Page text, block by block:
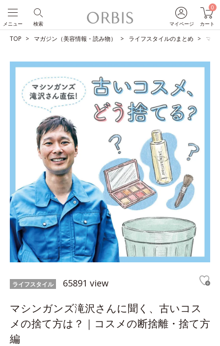
マイページ
0
カート
検索
メニュー
TOP マガジン（美容情報・読み物） ライフスタイルのまとめ マシ
ライフスタイル 65891 view
マシンガンズ滝沢さんに聞く、古いコス
メの捨て方は？｜コスメの断捨離・捨て方
編